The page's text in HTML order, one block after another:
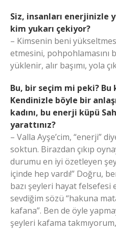
Siz, insanları enerjinizle
kim yukarı çekiyor?
– Kimsenin beni
etmesini, pohpohlamasını
yüklenir, alır başımı, yola
Bu, bir seçim mi peki?
Kendinizle böyle bir
kadını, bu enerji küpü
yarattınız?
– Valla Ayşe’cim, “enerji”
soktun. Birazdan çıkıp
durumu en iyi özetleyen
içinde hep vardı!” Doğru,
bazı şeyleri hayat felsefesi
sevdiğim sözü “hakuna
kafana”. Ben de öyle
şeyleri kafama